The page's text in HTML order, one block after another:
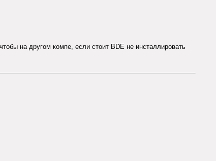
на другом компе, если стоит BDE не инсталлировать